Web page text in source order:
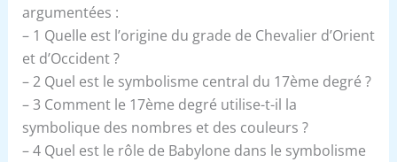
argumentées :
– 1 Quelle est l’origine du grade de Chevalier d’Orient
et d’Occident ?
– 2 Quel est le symbolisme central du 17ème degré ?
– 3 Comment le 17ème degré utilise-t-il la
symbolique des nombres et des couleurs ?
– 4 Quel est le rôle de Babylone dans le symbolisme